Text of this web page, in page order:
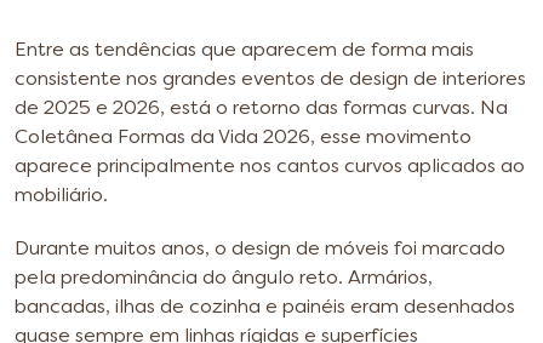
Entre as tendências que aparecem de forma mais
consistente nos grandes eventos de design de interiores
de 2025 e 2026, está o retorno das formas curvas. Na
Coletânea Formas da Vida 2026, esse movimento
aparece principalmente nos cantos curvos aplicados ao
mobiliário.
Durante muitos anos, o design de móveis foi marcado
pela predominância do ângulo reto. Armários,
bancadas, ilhas de cozinha e painéis eram desenhados
quase sempre em linhas rígidas e superfícies